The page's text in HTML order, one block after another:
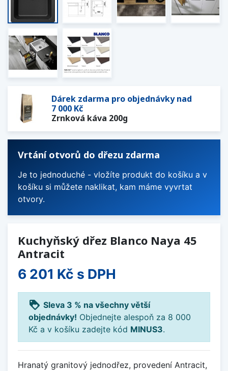
Dárek zdarma pro objednávky nad
7 000 Kč
Zrnková káva 200g
Vrtání otvorů do dřezu zdarma
Je to jednoduché - vložíte produkt do košíku a v
košíku si můžete naklikat, kam máme vyvrtat
otvory.
Kuchyňský dřez Blanco Naya 45
Antracit
6 201 Kč s DPH
loyalty Sleva 3 % na všechny větší
objednávky! Objednejte alespoň za 8 000
Kč a v košíku zadejte kód MINUS3.
Hranatý granitový jednodřez, provedení Antracit,